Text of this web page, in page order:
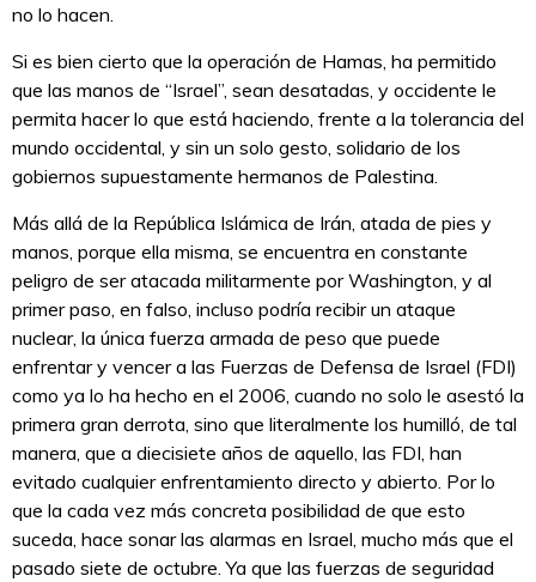
no lo hacen.
Si es bien cierto que la operación de Hamas, ha permitido
que las manos de “Israel”, sean desatadas, y occidente le
permita hacer lo que está haciendo, frente a la tolerancia del
mundo occidental, y sin un solo gesto, solidario de los
gobiernos supuestamente hermanos de Palestina.
Más allá de la República Islámica de Irán, atada de pies y
manos, porque ella misma, se encuentra en constante
peligro de ser atacada militarmente por Washington, y al
primer paso, en falso, incluso podría recibir un ataque
nuclear, la única fuerza armada de peso que puede
enfrentar y vencer a las Fuerzas de Defensa de Israel (FDI)
como ya lo ha hecho en el 2006, cuando no solo le asestó la
primera gran derrota, sino que literalmente los humilló, de tal
manera, que a diecisiete años de aquello, las FDI, han
evitado cualquier enfrentamiento directo y abierto. Por lo
que la cada vez más concreta posibilidad de que esto
suceda, hace sonar las alarmas en Israel, mucho más que el
pasado siete de octubre. Ya que las fuerzas de seguridad